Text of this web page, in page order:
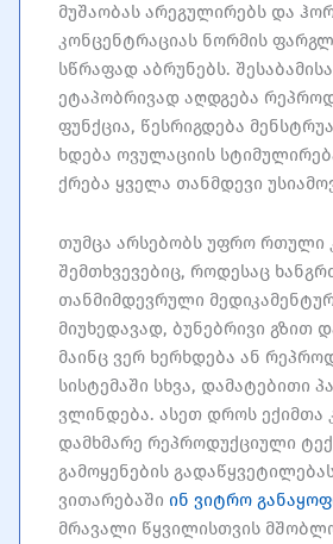
მუშაობას არეგულირებს და
კონცენტრაციას ნორმის
სწრაფად აბრუნებს.
ეტაპობრივად აღდგება
ფუნქცია, წესრიგდება
ხდება ოვულაციის
ქრება ყველა თანმდევი
თუმცა არსებობს უფრო რთული
შემთხვევებიც, როდესაც
თანმიმდევრული
მიუხედავად, ბუნებრივი გზით
მაინც ვერ ხერხდება ან
სისტემაში სხვა, დამატებითი
ვლინდება. ასეთ დროს ექიმთა
დამხმარე რეპროდუქციული
გამოყენების
ვითარებაში ინ ვიტრო
მრავალი წყვილისთვის